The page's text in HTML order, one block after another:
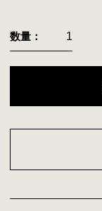
数量：